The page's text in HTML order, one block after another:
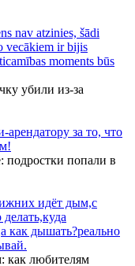
nav atzinies, šādi
vecākiem ir bijis
moments būs
убили из-за
за то, что
попали в
идёт дым,с
как дышать?реально
как любителям